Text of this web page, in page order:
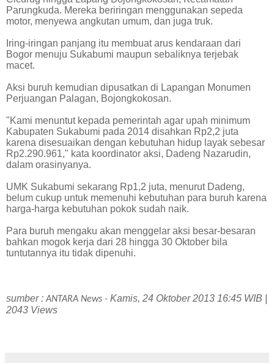
Parungkuda. Mereka beriringan menggunakan sepeda
motor, menyewa angkutan umum, dan juga truk.
Iring-iringan panjang itu membuat arus kendaraan dari
Bogor menuju Sukabumi maupun sebaliknya terjebak
macet.
Aksi buruh kemudian dipusatkan di Lapangan Monumen
Perjuangan Palagan, Bojongkokosan.
"Kami menuntut kepada pemerintah agar upah minimum
Kabupaten Sukabumi pada 2014 disahkan Rp2,2 juta
karena disesuaikan dengan kebutuhan hidup layak sebesar
Rp2.290.961," kata koordinator aksi, Dadeng Nazarudin,
dalam orasinyanya.
UMK Sukabumi sekarang Rp1,2 juta, menurut Dadeng,
belum cukup untuk memenuhi kebutuhan para buruh karena
harga-harga kebutuhan pokok sudah naik.
Para buruh mengaku akan menggelar aksi besar-besaran
bahkan mogok kerja dari 28 hingga 30 Oktober bila
tuntutannya itu tidak dipenuhi.
sumber :ANTARA News - Kamis, 24 Oktober 2013 16:45 WIB |
2043 Views